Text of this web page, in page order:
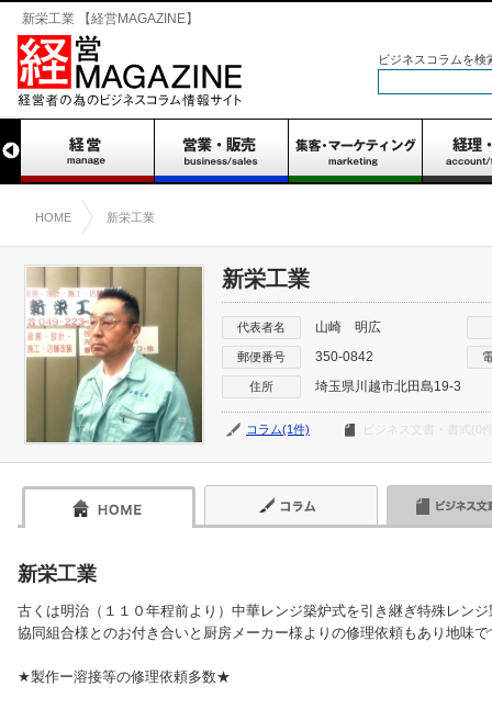
新栄工業 【経営MAGAZINE】
ビジネスコラムを検
HOME 新栄工業
新栄工業
代表者名 山崎 明広
郵便番号 350-0842
住所 埼玉県川越市北田島19-3
コラム(1件) ビジネス文書・書式(0
新栄工業
古くは明治（１１０年程前より）中華レンジ築炉式を引き継ぎ特殊レン
協同組合様とのお付き合いと厨房メーカー様よりの修理依頼もあり地味
★製作ー溶接等の修理依頼多数★